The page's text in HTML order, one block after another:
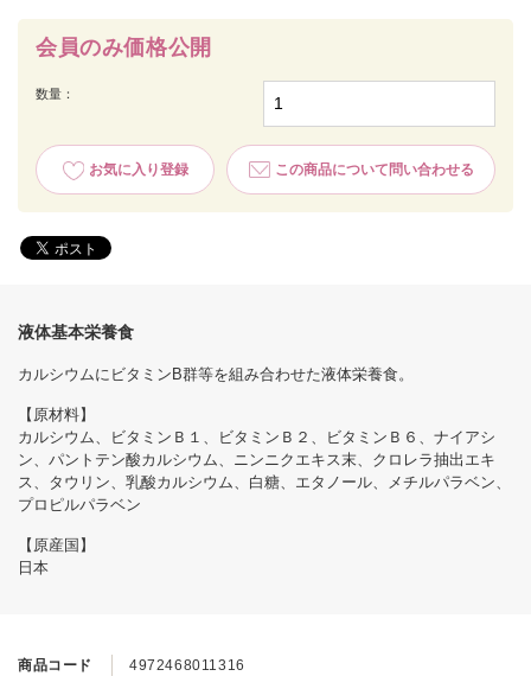
会員のみ価格公開
数量：
お気に入り登録 この商品について問い合わせる
商品コード 4972468011316
液体基本栄養食
カルシウムにビタミンB群等を組み合わせた液体栄養食。
【原材料】
カルシウム、ビタミンＢ１、ビタミンＢ２、ビタミンＢ６、ナイアシ
ン、パントテン酸カルシウム、ニンニクエキス末、クロレラ抽出エキ
ス、タウリン、乳酸カルシウム、白糖、エタノール、メチルパラベン、
プロピルパラベン
【原産国】
日本